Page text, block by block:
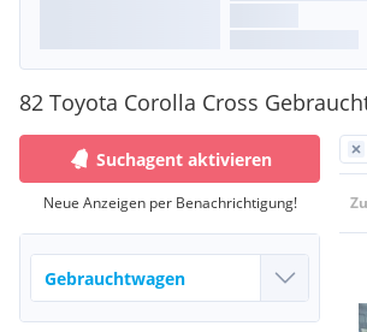
82 Toyota Corolla Cross
Suchagent aktivieren
Neue Anzeigen per Benachrichtigung!